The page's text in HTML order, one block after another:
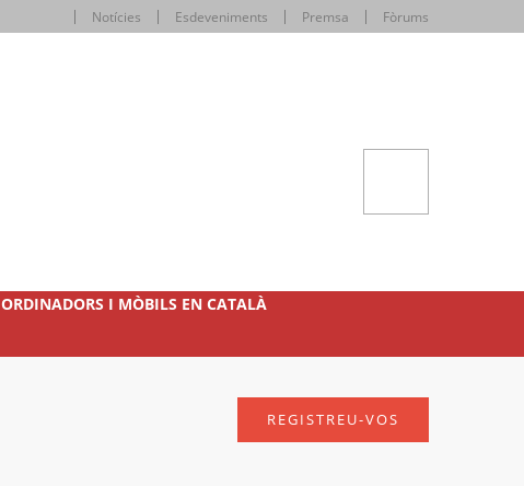
Notícies Esdeveniments Premsa Fòrums
ORDINADORS I MÒBILS EN CATALÀ
REGISTREU-VOS